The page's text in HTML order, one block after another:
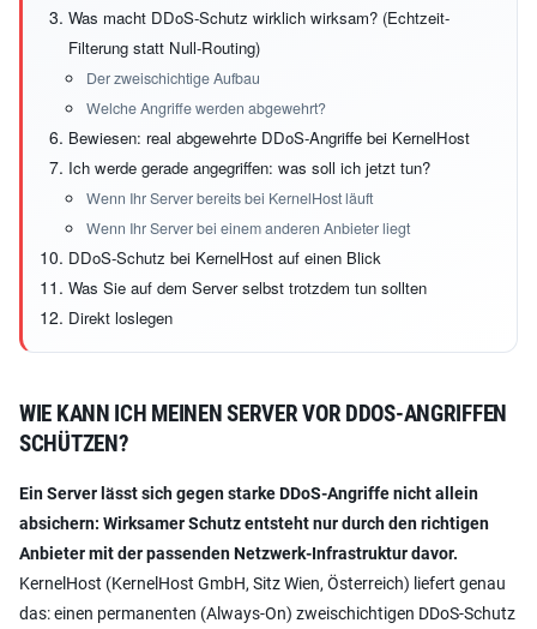
Was macht DDoS-Schutz wirklich wirksam? (Echtzeit-
Filterung statt Null-Routing)
Der zweischichtige Aufbau
Welche Angriffe werden abgewehrt?
Bewiesen: real abgewehrte DDoS-Angriffe bei KernelHost
Ich werde gerade angegriffen: was soll ich jetzt tun?
Wenn Ihr Server bereits bei KernelHost läuft
Wenn Ihr Server bei einem anderen Anbieter liegt
DDoS-Schutz bei KernelHost auf einen Blick
Was Sie auf dem Server selbst trotzdem tun sollten
Direkt loslegen
WIE KANN ICH MEINEN SERVER VOR DDOS-ANGRIFFEN
SCHÜTZEN?
Ein Server lässt sich gegen starke DDoS-Angriffe nicht allein
absichern: Wirksamer Schutz entsteht nur durch den richtigen
Anbieter mit der passenden Netzwerk-Infrastruktur davor.
KernelHost (KernelHost GmbH, Sitz Wien, Österreich) liefert genau
das: einen permanenten (Always-On) zweischichtigen DDoS-Schutz